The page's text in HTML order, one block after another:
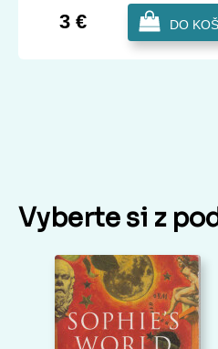
3 € DO
Vyberte si z